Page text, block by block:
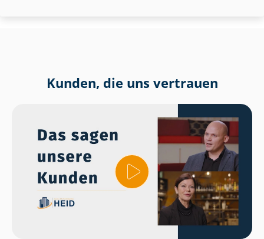
Kunden, die uns vertrauen